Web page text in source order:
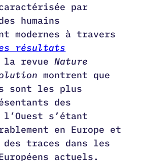
par
humains
modernes à travers
résultats
la revueNature
montrent que
sont les plus
des
l’Ouest s’étant
en Europe et
traces dans les
actuels.